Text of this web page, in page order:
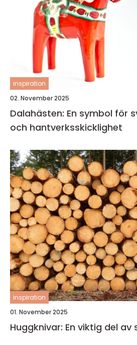
inspiration
02. November 2025
Dalahästen: En symbol för
och hantverksskicklighet
inspiration
01. November 2025
Huggknivar: En viktig del